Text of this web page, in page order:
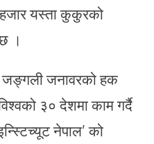
यस्ता कुकुरको
।
जङ्गली जनावरको हक
३० देशमा काम गर्दै
नेपाल’ को